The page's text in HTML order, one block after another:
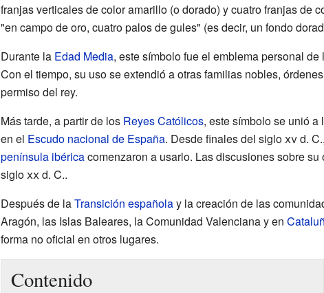
franjas verticales de color amarillo (o dorado) y cuatro franjas de
"en campo de oro, cuatro palos de gules" (es decir, un fondo
Durante la Edad Media, este símbolo fue el emblema personal de
Con el tiempo, su uso se extendió a otras familias nobles,
permiso del rey.
Más tarde, a partir de los Reyes Católicos, este símbolo se unió a
en el Escudo nacional de España. Desde finales del sigloxvd.
península ibéricacomenzaron a usarlo. Las discusiones sobre
sigloxxd. C..
Después de laTransición españolay la creación de las
Aragón, las Islas Baleares, la Comunidad Valenciana y en
forma no oficial en otros lugares.
Contenido